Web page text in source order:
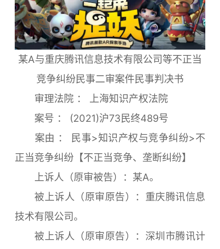
某A与重庆腾讯信息技术有限公司等不正当
竞争纠纷民事二审案件民事判决书
审理法院 ： 上海知识产权法院
案号 ： (2021)沪73民终489号
案由 ： 民事>知识产权与竞争纠纷>不
正当竞争纠纷【不正当竞争、垄断纠纷】
上诉人（原审被告）：某A。
被上诉人（原审原告）：重庆腾讯信息
技术有限公司。
被上诉人（原审原告）：深圳市腾讯计